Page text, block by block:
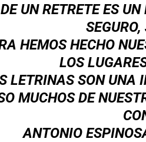
UN RETRETE ES
HEMOS HECHO
LOS
LETRINAS SON UNA
MUCHOS DE
ANTONIO